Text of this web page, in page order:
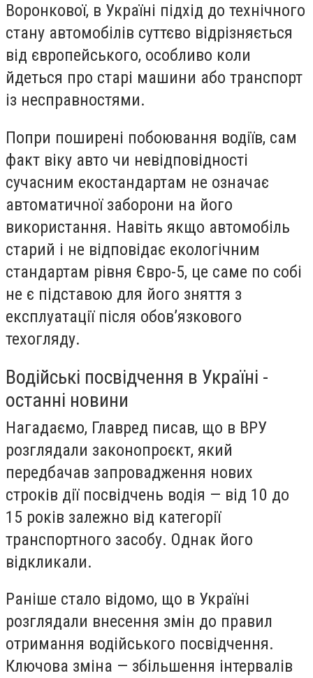
Воронкової, в Україні підхід до технічного
стану автомобілів суттєво відрізняється
від європейського, особливо коли
йдеться про старі машини або транспорт
із несправностями.
Попри поширені побоювання водіїв, сам
факт віку авто чи невідповідності
сучасним екостандартам не означає
автоматичної заборони на його
використання. Навіть якщо автомобіль
старий і не відповідає екологічним
стандартам рівня Євро-5, це саме по собі
не є підставою для його зняття з
експлуатації після обов’язкового
техогляду.
Водійські посвідчення в Україні -
останні новини
Нагадаємо, Главред писав, що в ВРУ
розглядали законопроєкт, який
передбачав запровадження нових
строків дії посвідчень водія — від 10 до
15 років залежно від категорії
транспортного засобу. Однак його
відкликали.
Раніше стало відомо, що в Україні
розглядали внесення змін до правил
отримання водійського посвідчення.
Ключова зміна — збільшення інтервалів